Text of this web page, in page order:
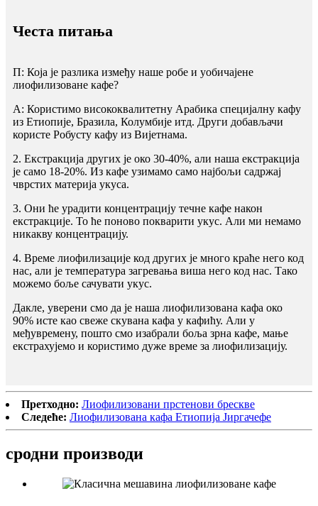
Честа питања
П: Која је разлика између наше робе и уобичајене
лиофилизоване кафе?
A: Користимо висококвалитетну Арабика специјалну кафу
из Етиопије, Бразила, Колумбије итд. Други добављачи
користе Робусту кафу из Вијетнама.
2. Екстракција других је око 30-40%, али наша екстракција
је само 18-20%. Из кафе узимамо само најбољи садржај
чврстих материја укуса.
3. Они ће урадити концентрацију течне кафе након
екстракције. То ће поново покварити укус. Али ми немамо
никакву концентрацију.
4. Време лиофилизације код других је много краће него код
нас, али је температура загревања виша него код нас. Тако
можемо боље сачувати укус.
Дакле, уверени смо да је наша лиофилизована кафа око
90% исте као свеже скувана кафа у кафићу. Али у
међувремену, пошто смо изабрали боља зрна кафе, мање
екстрахујемо и користимо дуже време за лиофилизацију.
Претходно: Лиофилизовани прстенови брескве
Следеће: Лиофилизована кафа Етиопија Јиргачефе
сродни производи